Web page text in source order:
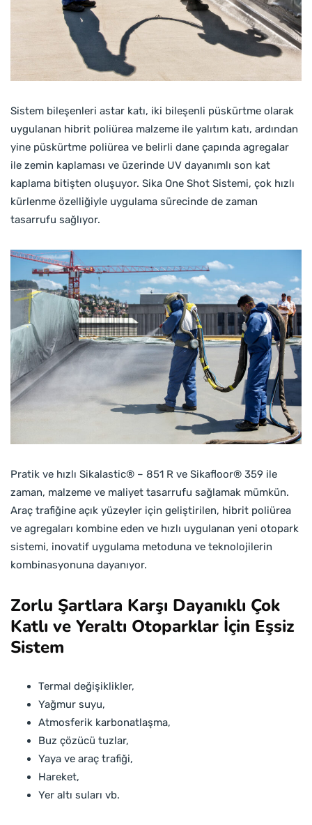
Sistem bileşenleri astar katı, iki bileşenli püskürtme olarak
uygulanan hibrit poliürea malzeme ile yalıtım katı, ardından
yine püskürtme poliürea ve belirli dane çapında agregalar
ile zemin kaplaması ve üzerinde UV dayanımlı son kat
kaplama bitişten oluşuyor. Sika One Shot Sistemi, çok hızlı
kürlenme özelliğiyle uygulama sürecinde de zaman
tasarrufu sağlıyor.
Pratik ve hızlı Sikalastic® – 851 R ve Sikafloor® 359 ile
zaman, malzeme ve maliyet tasarrufu sağlamak mümkün.
Araç trafiğine açık yüzeyler için geliştirilen, hibrit poliürea
ve agregaları kombine eden ve hızlı uygulanan yeni otopark
sistemi, inovatif uygulama metoduna ve teknolojilerin
kombinasyonuna dayanıyor.
Zorlu Şartlara Karşı Dayanıklı Çok
Katlı ve Yeraltı Otoparklar İçin Eşsiz
Sistem
Termal değişiklikler,
Yağmur suyu,
Atmosferik karbonatlaşma,
Buz çözücü tuzlar,
Yaya ve araç trafiği,
Hareket,
Yer altı suları vb.